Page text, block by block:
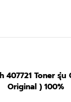
Toner รุ่น
Original ) 100%